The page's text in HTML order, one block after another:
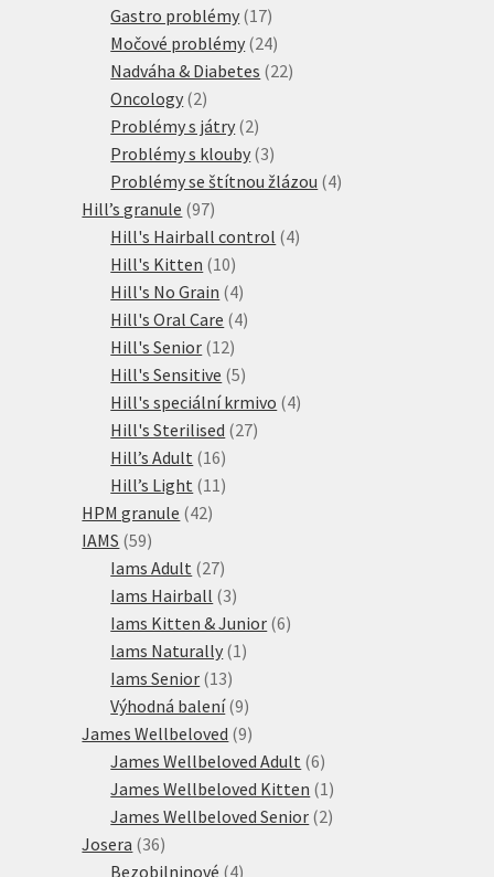
produktů
Gastro problémy 1717
produktů
Močové problémy 2424
produktů
Nadváha & Diabetes 2222
Oncology 22
produkty
Problémy s játry 22
produkty
Problémy s klouby 33
produkty
Problémy se štítnou žlázou 44
Hill’s granule 9797
produktů
Hill's Hairball control 44
Hill's Kitten 1010
produktů
Hill's No Grain 44
produkty
Hill's Oral Care 44
Hill's Senior 1212
produktů
Hill's Sensitive 55
produktů
Hill's speciální krmivo 44
Hill's Sterilised 2727
Hill’s Adult 1616
produktů
Hill’s Light 11 11
HPM granule 4242
IAMS 5959
produktů
Iams Adult 2727
produktů
Iams Hairball 33
produkty
Iams Kitten & Junior 66
Iams Naturally 1 1
Iams Senior 1313
produktů
Výhodná balení 99
produktů
James Wellbeloved 99
produktů
James Wellbeloved Adult 66
produktů
James Wellbeloved Kitten 1 1
produkt
James Wellbeloved Senior 22
Josera 3636
produktů
Bezobilninové 44